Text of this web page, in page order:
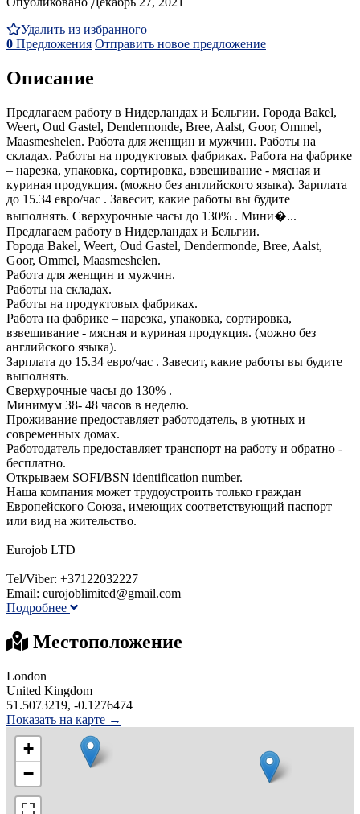
Удалить из избранного
0 Предложения Отправить новое предложение
Описание
Предлагаем работу в Нидерландах и Бельгии. Города Bakel,
Weert, Oud Gastel, Dendermonde, Bree, Aalst, Goor, Ommel,
Maasmeshelen. Работа для женщин и мужчин. Работы на
складах. Работы на продуктовых фабриках. Работа на фабрике
– нарезка, упаковка, сортировка, взвешивание - мясная и
куриная продукция. (можно без английского языка). Зарплата
до 15.34 евро/час . Завесит, какие работы вы будите
выполнять. Сверхурочные часы до 130% . Мини�...
Предлагаем работу в Нидерландах и Бельгии.
Города Bakel, Weert, Oud Gastel, Dendermonde, Bree, Aalst,
Goor, Ommel, Maasmeshelen.
Работа для женщин и мужчин.
Работы на складах.
Работы на продуктовых фабриках.
Работа на фабрике – нарезка, упаковка, сортировка,
взвешивание - мясная и куриная продукция. (можно без
английского языка).
Зарплата до 15.34 евро/час . Завесит, какие работы вы будите
выполнять.
Сверхурочные часы до 130% .
Минимум 38- 48 часов в неделю.
Проживание предоставляет работодатель, в уютных и
современных домах.
Работодатель предоставляет транспорт на работу и обратно -
бесплатно.
Открываем SOFI/BSN identification number.
Наша компания может трудоустроить только граждан
Европейского Союза, имеющих соответствующий паспорт
или вид на жительство.
Eurojob LTD
Tel/Viber: +37122032227
Email: eurojoblimited@gmail.com
Подробнее
Местоположение
London
United Kingdom
51.5073219, -0.1276474
Показать на карте →
+
−